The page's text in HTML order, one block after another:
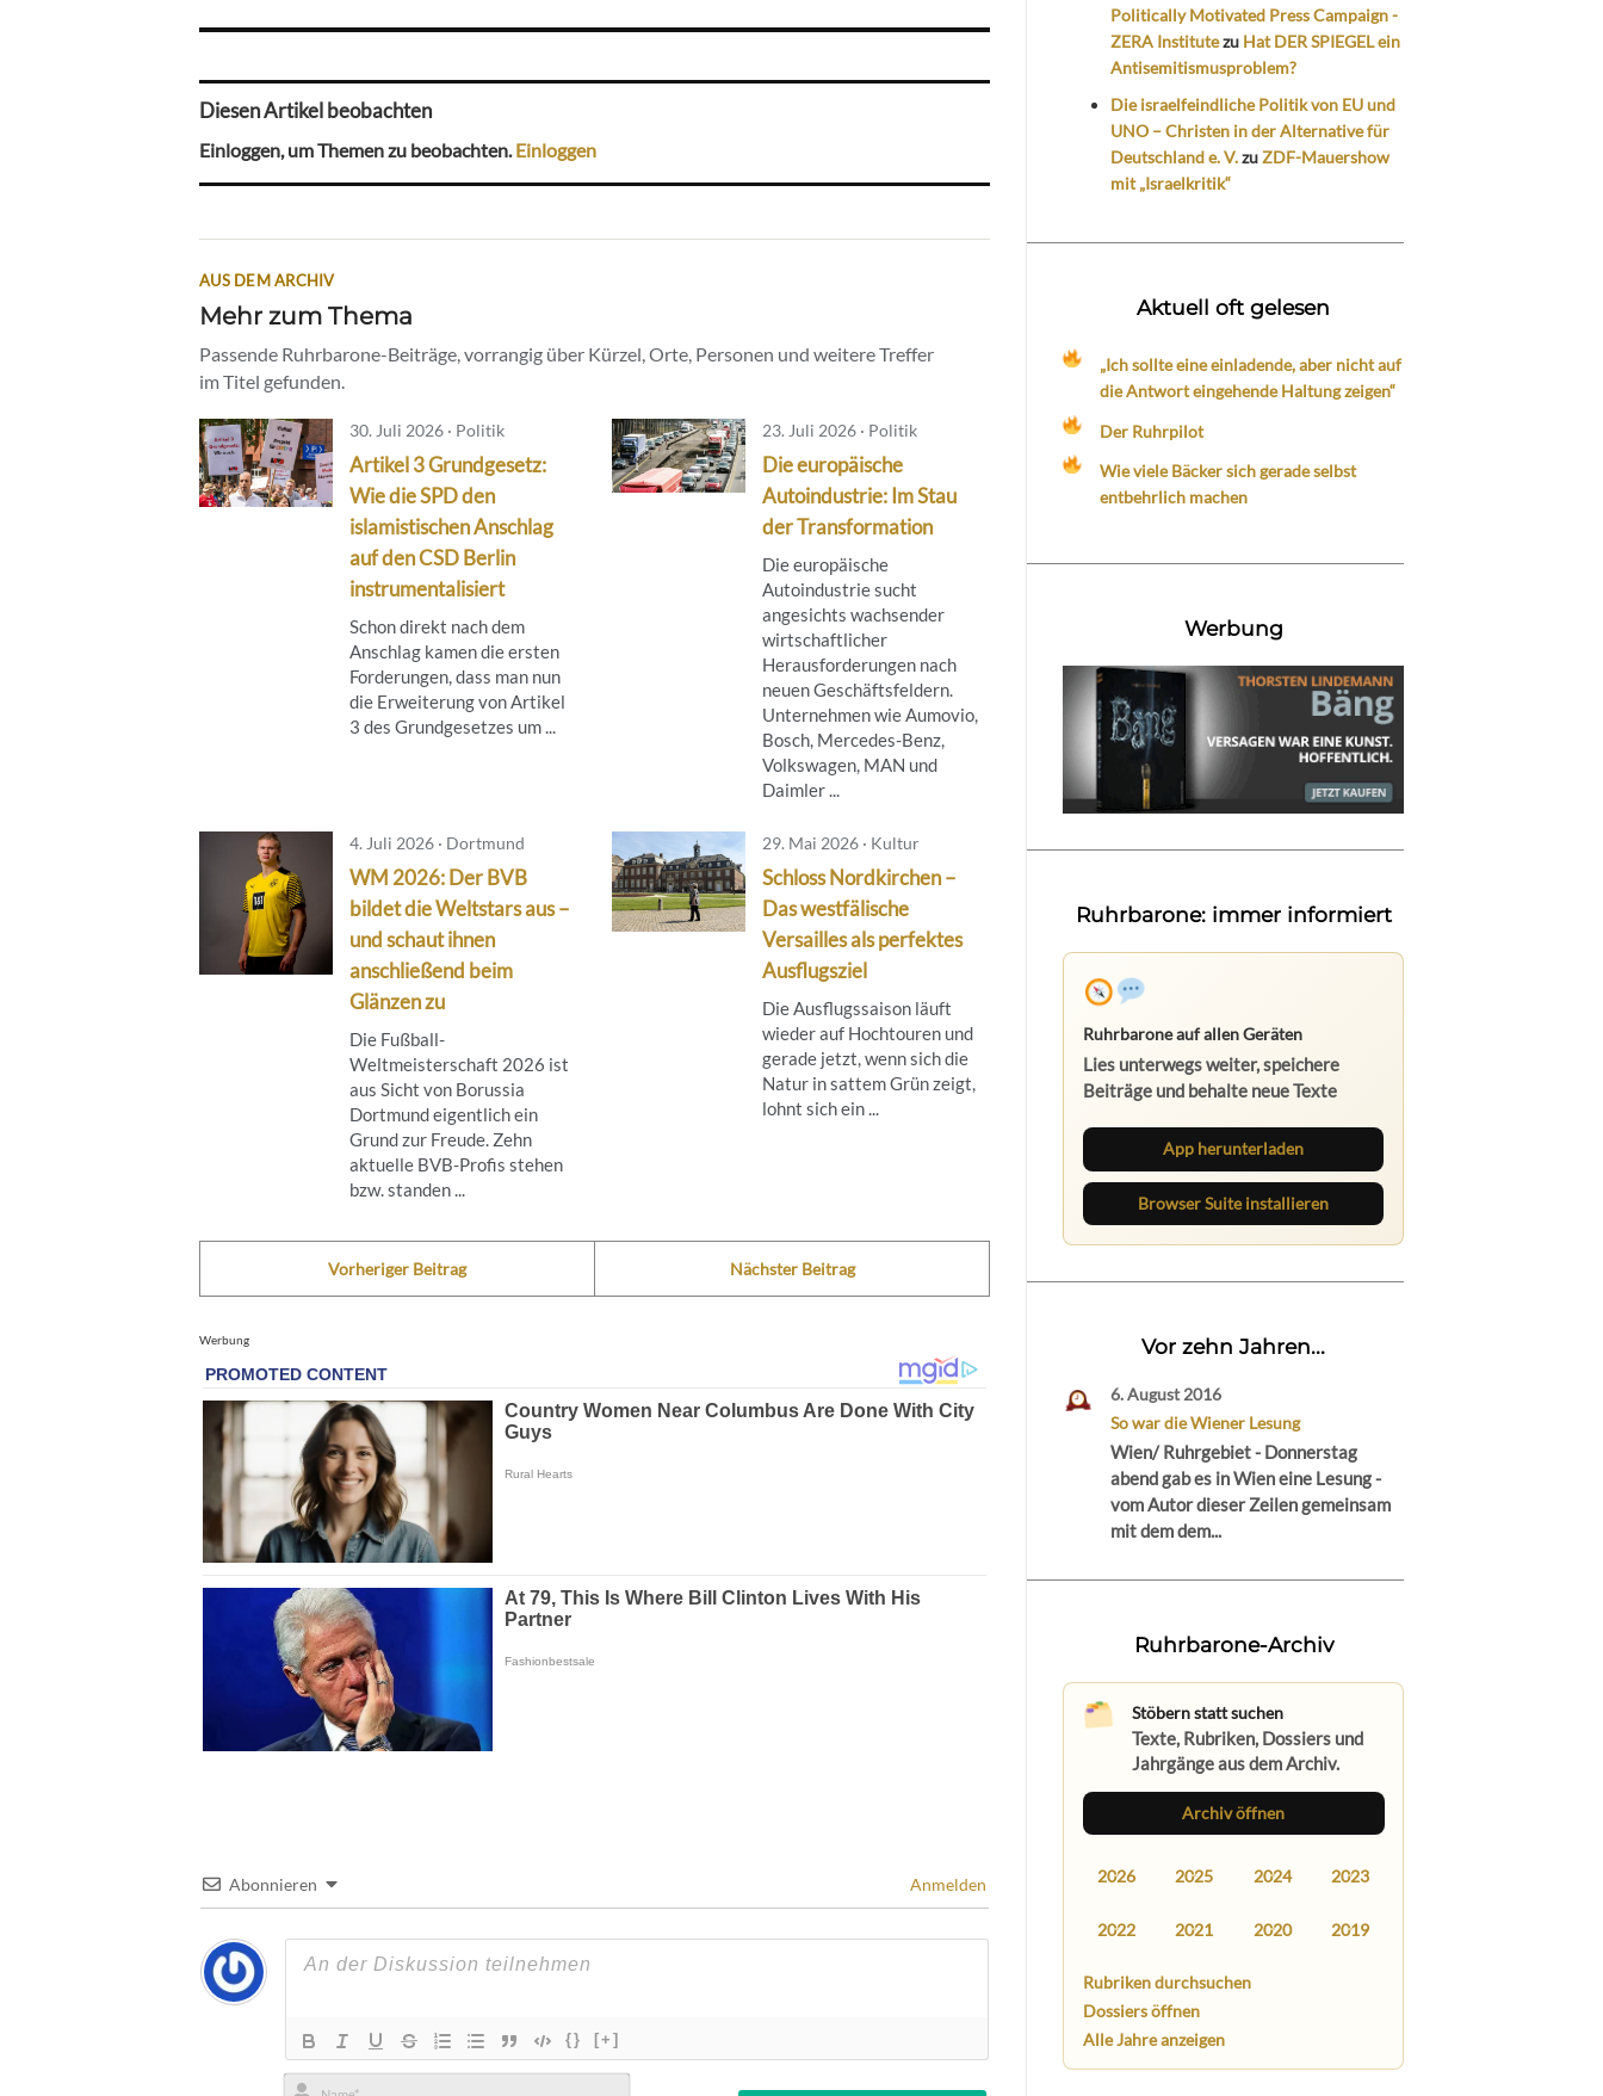
Diesen Artikel beobachten
Einloggen, um Themen zu beobachten.Einloggen
AUS DEM ARCHIV
Mehr zum Thema
Passende Ruhrbarone-Beiträge, vorrangig über Kürzel, Orte, Personen und weitere Treffer
im Titel gefunden.
30. Juli 2026 · Politik
Artikel 3 Grundgesetz:
Wie die SPD den
islamistischen Anschlag
auf den CSD Berlin
instrumentalisiert
Schon direkt nach dem
Anschlag kamen die ersten
Forderungen, dass man nun
die Erweiterung von Artikel
3 des Grundgesetzes um ...
23. Juli 2026 · Politik
Die europäische
Autoindustrie: Im Stau
der Transformation
Die europäische
Autoindustrie sucht
angesichts wachsender
wirtschaftlicher
Herausforderungen nach
neuen Geschäftsfeldern.
Unternehmen wie Aumovio,
Bosch, Mercedes-Benz,
Volkswagen, MAN und
Daimler ...
4. Juli 2026 · Dortmund
WM 2026: Der BVB
bildet die Weltstars aus –
und schaut ihnen
anschließend beim
Glänzen zu
Die Fußball-
Weltmeisterschaft 2026 ist
aus Sicht von Borussia
Dortmund eigentlich ein
Grund zur Freude. Zehn
aktuelle BVB-Profis stehen
bzw. standen ...
29. Mai 2026 · Kultur
Schloss Nordkirchen –
Das westfälische
Versailles als perfektes
Ausflugsziel
Die Ausflugssaison läuft
wieder auf Hochtouren und
gerade jetzt, wenn sich die
Natur in sattem Grün zeigt,
lohnt sich ein ...
Vorheriger Beitrag Nächster Beitrag
Werbung
Abonnieren Anmelden
{} [+]
Politically Motivated Press Campaign -
ZERA Institutezu Hat DER SPIEGEL ein
Antisemitismusproblem?
Die israelfeindliche Politik von EU und
UNO – Christen in der Alternative für
Deutschland e. V.zuZDF-Mauershow
mit „Israelkritik“
Aktuell oft gelesen
„Ich sollte eine einladende, aber nicht auf
die Antwort eingehende Haltung zeigen“
Der Ruhrpilot
Wie viele Bäcker sich gerade selbst
entbehrlich machen
Werbung
Ruhrbarone: immer informiert
Ruhrbarone auf allen Geräten
Lies unterwegs weiter, speichere
Beiträge und behalte neue Texte
App herunterladen
Browser Suite installieren
Vor zehn Jahren...
6. August 2016
So war die Wiener Lesung
Wien/ Ruhrgebiet - Donnerstag
abend gab es in Wien eine Lesung -
vom Autor dieser Zeilen gemeinsam
mit dem dem...
Ruhrbarone-Archiv
Stöbern statt suchen
Texte, Rubriken, Dossiers und
Jahrgänge aus dem Archiv.
Archiv öffnen
2026 2025 2024 2023
2022 2021 2020 2019
Rubriken durchsuchen
Dossiers öffnen
Alle Jahre anzeigen